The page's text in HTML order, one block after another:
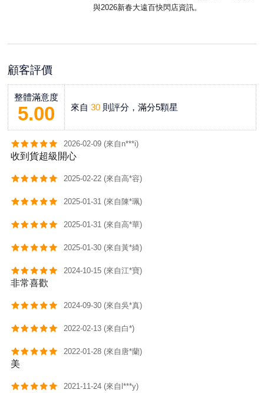
與2026新春大遠百快閃店資訊。
顧客評價
整體滿意度
5.00 來自30 則評分，滿分5顆星
2026-02-09 (來自n***i)
收到貨超級開心
2025-02-22 (來自高*容)
2025-01-31 (來自陳*珮)
2025-01-31 (來自高*華)
2025-01-30 (來自黃*綺)
2024-10-15 (來自江*寶)
非常喜歡
2024-09-30 (來自吳*真)
2022-02-13 (來自白*)
2022-01-28 (來自唐*蘭)
美
2021-11-24 (來自l***y)